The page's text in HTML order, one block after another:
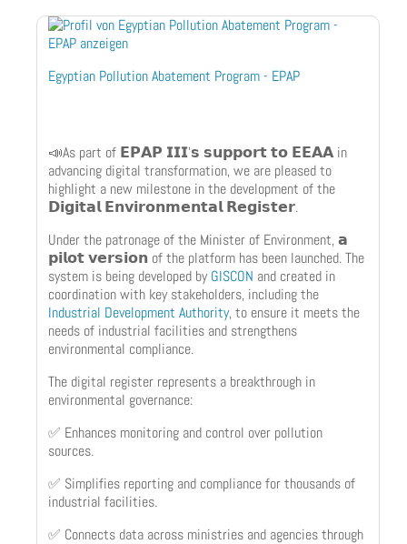
Egyptian Pollution Abatement Program - EPAP
📣As part of 𝗘𝗣𝗔𝗣 𝗜𝗜𝗜’𝘀 𝘀𝘂𝗽𝗽𝗼𝗿𝘁 𝘁𝗼 𝗘𝗘𝗔𝗔 in
advancing digital transformation, we are pleased to
highlight a new milestone in the development of the
𝗗𝗶𝗴𝗶𝘁𝗮𝗹 𝗘𝗻𝘃𝗶𝗿𝗼𝗻𝗺𝗲𝗻𝘁𝗮𝗹 𝗥𝗲𝗴𝗶𝘀𝘁𝗲𝗿.
Under the patronage of the Minister of Environment, 𝗮
𝗽𝗶𝗹𝗼𝘁 𝘃𝗲𝗿𝘀𝗶𝗼𝗻 of the platform has been launched. The
system is being developed by GISCON and created in
coordination with key stakeholders, including the
Industrial Development Authority, to ensure it meets the
needs of industrial facilities and strengthens
environmental compliance.
The digital register represents a breakthrough in
environmental governance:
✅ Enhances monitoring and control over pollution
sources.
✅ Simplifies reporting and compliance for thousands of
industrial facilities.
✅ Connects data across ministries and agencies through